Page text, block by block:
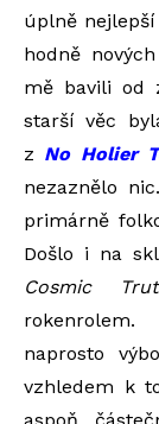
úplně
hodně
mě bavili od
starší věc
z No Holier
nezaznělo
primárně
Došlo i na
Cosmic
naprosto
vzhledem k